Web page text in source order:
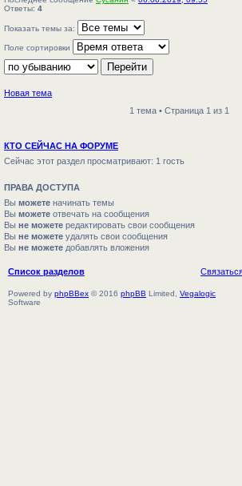
Ответы: 4
Показать темы за:
Поле сортировки
Новая тема
1 тема • Страница 1 из 1
КТО СЕЙЧАС НА ФОРУМЕ
Сейчас этот раздел просматривают: 1 гость
ПРАВА ДОСТУПА
Вы можете начинать темы
Вы можете отвечать на сообщения
Вы не можете редактировать свои сообщения
Вы не можете удалять свои сообщения
Вы не можете добавлять вложения
Список разделов
Powered by phpBBex © 2016 phpBB Limited, Vegalogic
Software